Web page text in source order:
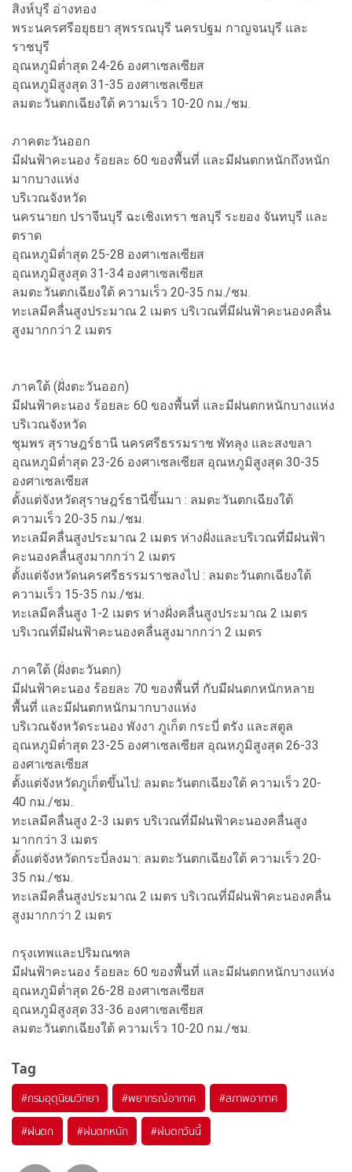
สิงห์บุรี อ่างทอง
พระนครศรีอยุธยา สุพรรณบุรี นครปฐม กาญจนบุรี และ
ราชบุรี
อุณหภูมิต่ำสุด 24-26 องศาเซลเซียส
อุณหภูมิสูงสุด 31-35 องศาเซลเซียส
ลมตะวันตกเฉียงใต้ ความเร็ว 10-20 กม./ชม.
ภาคตะวันออก
มีฝนฟ้าคะนอง ร้อยละ 60 ของพื้นที่ และมีฝนตกหนักถึงหนัก
มากบางแห่ง
บริเวณจังหวัด
นครนายก ปราจีนบุรี ฉะเชิงเทรา ชลบุรี ระยอง จันทบุรี และ
ตราด
อุณหภูมิต่ำสุด 25-28 องศาเซลเซียส
อุณหภูมิสูงสุด 31-34 องศาเซลเซียส
ลมตะวันตกเฉียงใต้ ความเร็ว 20-35 กม./ชม.
ทะเลมีคลื่นสูงประมาณ 2 เมตร บริเวณที่มีฝนฟ้าคะนองคลื่น
สูงมากกว่า 2 เมตร
ภาคใต้ (ฝั่งตะวันออก)
มีฝนฟ้าคะนอง ร้อยละ 60 ของพื้นที่ และมีฝนตกหนักบางแห่ง
บริเวณจังหวัด
ชุมพร สุราษฎร์ธานี นครศรีธรรมราช พัทลุง และสงขลา
อุณหภูมิต่ำสุด 23-26 องศาเซลเซียส อุณหภูมิสูงสุด 30-35
องศาเซลเซียส
ตั้งแต่จังหวัดสุราษฎร์ธานีขึ้นมา : ลมตะวันตกเฉียงใต้
ความเร็ว 20-35 กม./ชม.
ทะเลมีคลื่นสูงประมาณ 2 เมตร ห่างฝั่งและบริเวณที่มีฝนฟ้า
คะนองคลื่นสูงมากกว่า 2 เมตร
ตั้งแต่จังหวัดนครศรีธรรมราชลงไป : ลมตะวันตกเฉียงใต้
ความเร็ว 15-35 กม./ชม.
ทะเลมีคลื่นสูง 1-2 เมตร ห่างฝั่งคลื่นสูงประมาณ 2 เมตร
บริเวณที่มีฝนฟ้าคะนองคลื่นสูงมากกว่า 2 เมตร
ภาคใต้ (ฝั่งตะวันตก)
มีฝนฟ้าคะนอง ร้อยละ 70 ของพื้นที่ กับมีฝนตกหนักหลาย
พื้นที่ และมีฝนตกหนักมากบางแห่ง
บริเวณจังหวัดระนอง พังงา ภูเก็ต กระบี่ ตรัง และสตูล
อุณหภูมิต่ำสุด 23-25 องศาเซลเซียส อุณหภูมิสูงสุด 26-33
องศาเซลเซียส
ตั้งแต่จังหวัดภูเก็ตขึ้นไป: ลมตะวันตกเฉียงใต้ ความเร็ว 20-
40 กม./ชม.
ทะเลมีคลื่นสูง 2-3 เมตร บริเวณที่มีฝนฟ้าคะนองคลื่นสูง
มากกว่า 3 เมตร
ตั้งแต่จังหวัดกระบี่ลงมา: ลมตะวันตกเฉียงใต้ ความเร็ว 20-
35 กม./ชม.
ทะเลมีคลื่นสูงประมาณ 2 เมตร บริเวณที่มีฝนฟ้าคะนองคลื่น
สูงมากกว่า 2 เมตร
กรุงเทพและปริมณฑล
มีฝนฟ้าคะนอง ร้อยละ 60 ของพื้นที่ และมีฝนตกหนักบางแห่ง
อุณหภูมิต่ำสุด 26-28 องศาเซลเซียส
อุณหภูมิสูงสุด 33-36 องศาเซลเซียส
ลมตะวันตกเฉียงใต้ ความเร็ว 10-20 กม./ชม.
Tag
#กรมอุตุนิยมวิทยา #พยากรณ์อากาศ #สภาพอากาศ
#ฝนตก #ฝนตกหนัก #ฝนตกวันนี้